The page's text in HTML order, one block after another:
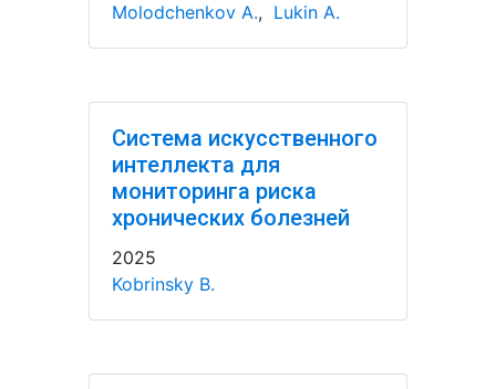
Molodchenkov A., Lukin A.
Система искусственного
интеллекта для
мониторинга риска
хронических болезней
2025
Kobrinsky B.